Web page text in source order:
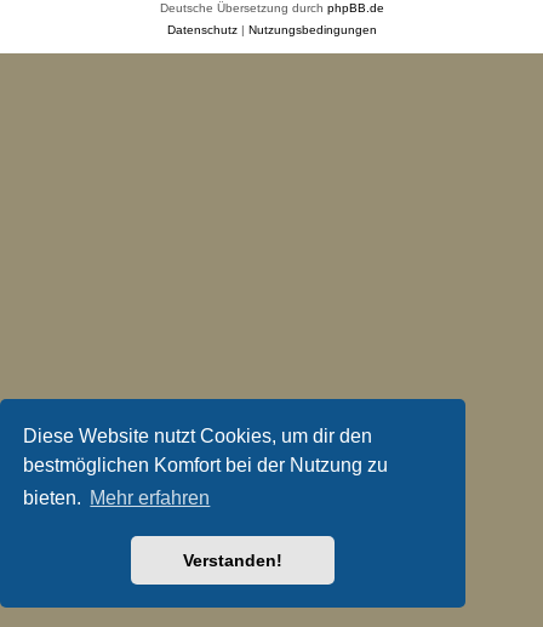
Diese Website nutzt Cookies, um dir den
bestmöglichen Komfort bei der Nutzung zu
bieten. Mehr erfahren
Verstanden!
Deutsche Übersetzung durch phpBB.de
Datenschutz| Nutzungsbedingungen